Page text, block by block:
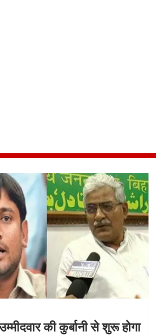
की कुर्बानी से शुरू होगा